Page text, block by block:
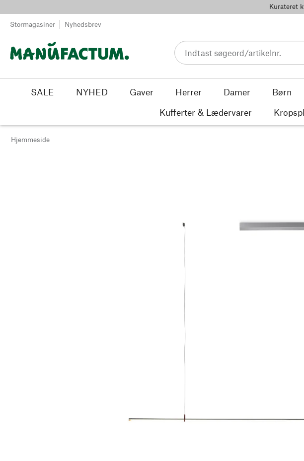
Kurateret
Stormagasiner Nyhedsbrev
SALE NYHED Gaver Herrer Damer Børn
Kufferter & Lædervarer
Hjemmeside